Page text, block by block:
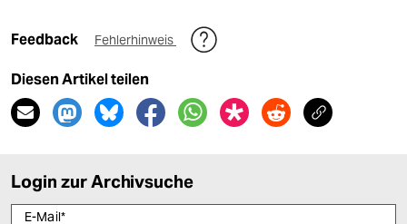
Feedback Fehlerhinweis
Diesen Artikel teilen
Login zur Archivsuche
E-Mail*